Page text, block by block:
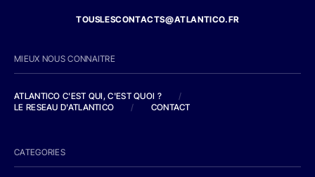
TOUSLESCONTACTS@ATLANTICO.FR
MIEUX NOUS CONNAITRE
ATLANTICO C'EST QUI, C'EST QUOI ?
/
LE RESEAU D'ATLANTICO
/ CONTACT
CATEGORIES